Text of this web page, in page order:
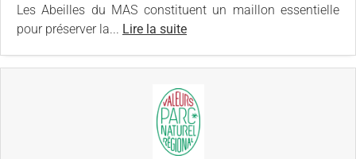
Les Abeilles du MAS constituent un maillon essentielle
pour préserver la... Lire la suite